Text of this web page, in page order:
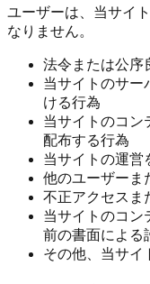
ユーザーは、当サイ
なりません。
法令または公序
当サイトのサー
ける行為
当サイトのコン
配布する行為
当サイトの運営
他のユーザーま
不正アクセスま
当サイトのコン
前の書面による
その他、当サイ